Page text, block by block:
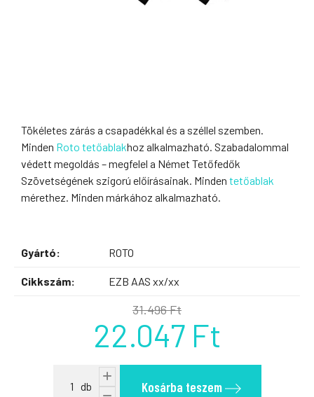
Tökéletes zárás a csapadékkal és a széllel szemben.
Minden Roto tetőablakhoz alkalmazható. Szabadalommal
védett megoldás – megfelel a Német Tetőfedők
Szövetségének szigorú előírásainak. Minden tetőablak
mérethez. Minden márkához alkalmazható.
Gyártó: ROTO
Cikkszám: EZB AAS xx/xx
31.496 Ft
22.047 Ft
Kosárba teszem